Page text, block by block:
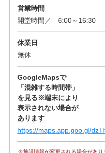
営業時間
開堂時間／ 6:00～16:30
休業日
無休
GoogleMapsで
「混雑する時間帯」
を見る※端末により
表示されない場合が
あります
https://maps.app.goo.gl/
※施設情報が変更される場合があり